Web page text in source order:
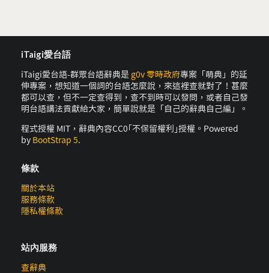
iTaigi愛台語
iTaigi愛台語-群眾台語辭典是 g0v 零時政府專案「萌典」的延
伸專案，想知道一個詞的台語怎麼說，來這裡查就對了！甚麼
都可以查，但不一定查得到，查不到時可以發問，或者自己發
明台語講法貢獻給大家，簡單說就是「自己的辭典自己編」。
程式授權 MIT，辭典內容CC0｢不保留權利｣授權。Powered
by BootStrap 5.
條款
關於本站
服務條款
隱私權條款
站內服務
查辭典